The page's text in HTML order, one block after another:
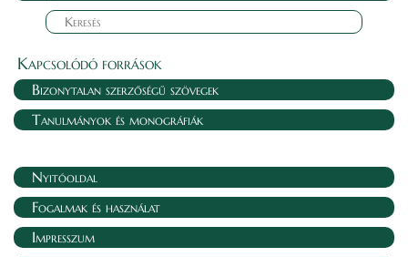
Kapcsolódó források
Bizonytalan szerzőségű szövegek
Tanulmányok és monográfiák
Nyitóoldal
Fogalmak és használat
Impresszum